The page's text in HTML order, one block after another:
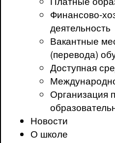
Финансово-
деятельность
Вакантные
(перевода)
Доступная
Организация
Новости
О школе